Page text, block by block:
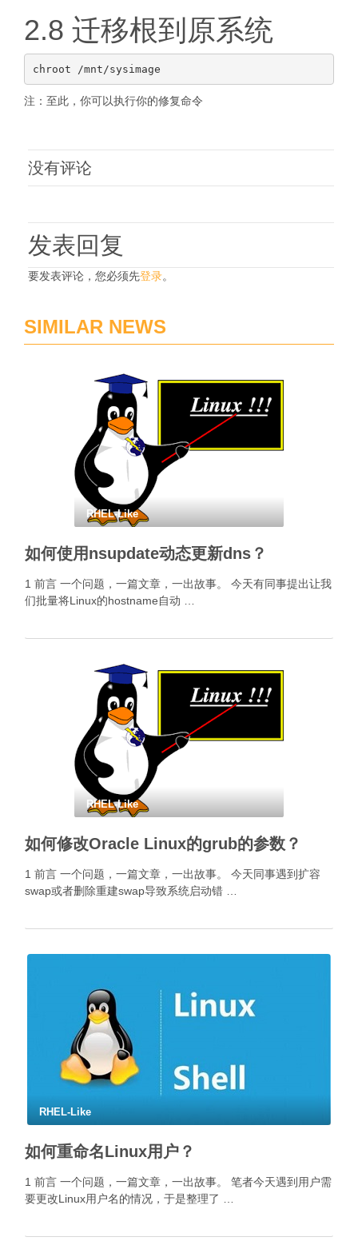
2.8 迁移根到原系统
注：至此，你可以执行你的修复命令
没有评论
发表回复
要发表评论，您必须先登录。
SIMILAR NEWS
RHEL-Like
如何使用nsupdate动态更新dns？
1 前言 一个问题，一篇文章，一出故事。 今天有同事提出让我
们批量将Linux的hostname自动 …
RHEL-Like
如何修改Oracle Linux的grub的参数？
1 前言 一个问题，一篇文章，一出故事。 今天同事遇到扩容
swap或者删除重建swap导致系统启动错 …
RHEL-Like
如何重命名Linux用户？
1 前言 一个问题，一篇文章，一出故事。 笔者今天遇到用户需
要更改Linux用户名的情况，于是整理了 …